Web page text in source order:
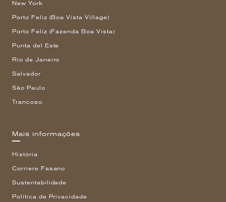
New York
Porto Feliz (Boa Vista Village)
Porto Feliz (Fazenda Boa Vista)
Punta del Este
Rio de Janeiro
Salvador
São Paulo
Trancoso
Mais informações
História
Corriere Fasano
Sustentabilidade
Política de Privacidade